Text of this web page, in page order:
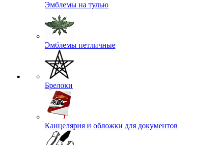
Эмблемы на тулью
Эмблемы петличные
Брелоки
Канцелярия и обложки для документов